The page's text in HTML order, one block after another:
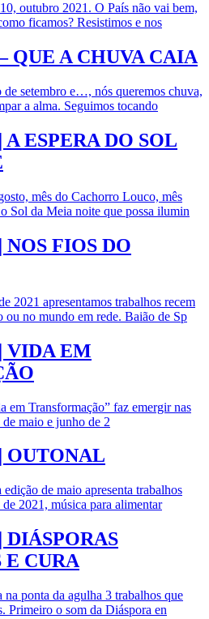
outubro 2021. O País não vai bem,
ficamos? Resistimos e nos
QUE A CHUVA CAIA
setembro e…, nós queremos chuva,
a alma. Seguimos tocando
ESPERA DO SOL
mês do Cachorro Louco, mês
Sol da Meia noite que possa ilumin
FIOS DO
2021 apresentamos trabalhos recem
ou no mundo em rede. Baião de Sp
VIDA EM
em Transformação” faz emergir nas
de maio e junho de 2
OUTONAL
de maio apresenta trabalhos
2021, música para alimentar
DIÁSPORAS
E CURA
ponta da agulha 3 trabalhos que
Primeiro o som da Diáspora en